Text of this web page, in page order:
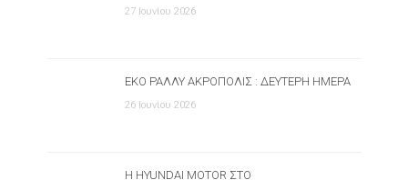
27 Ιουνίου 2026
ΕΚΟ ΡΆΛΛΥ ΑΚΡΌΠΟΛΙΣ : ΔΕΎΤΕΡΗ ΗΜΈΡΑ
26 Ιουνίου 2026
Η HYUNDAI MOTOR ΣΤΟ